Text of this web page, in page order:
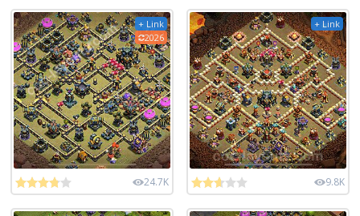
+ Link
2026
24.7K
+ Link
9.8K